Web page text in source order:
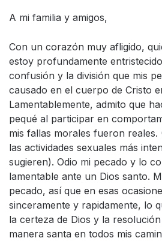
A mi familia y amigos,
Con un corazón muy afligido,
estoy profundamente
confusión y la división que mis
causado en el cuerpo de Cristo
Lamentablemente, admito que
pequé al participar en
mis fallas morales fueron reales.
las actividades sexuales más
sugieren). Odio mi pecado y lo
lamentable ante un Dios santo.
pecado, así que en esas
sinceramente y rapidamente, lo
la certeza de Dios y la
manera santa en todos mis